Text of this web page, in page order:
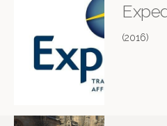
(2016)